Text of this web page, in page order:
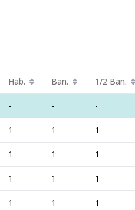
Hab. Ban. 1/2 Ban.
- - -
1 1 1
1 1 1
1 1 1
1 1 1